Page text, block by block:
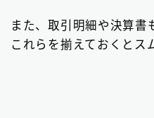
また、取引明細や決算書
これらを揃えておくとス